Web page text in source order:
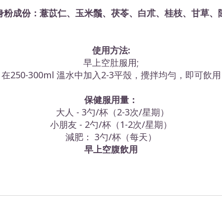
粉成份：薏苡仁、玉米鬚、茯苓、白朮、桂枝、甘草、
使用方法:
早上空肚服用;
在250-300ml 溫水中加入2-3平殼，攪拌均勻，即可飲用
保健服用量：
大人 - 3勺/杯（2-3次/星期）
小朋友 - 2勺/杯（1-2次/星期）
減肥： 3勺/杯（每天）
早上空腹飲用